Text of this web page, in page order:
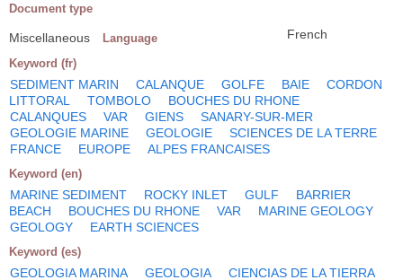
Document type
Miscellaneous Language French
Keyword (fr)
SEDIMENT MARIN CALANQUE GOLFE BAIE
CORDON
LITTORAL
TOMBOLO
BOUCHES DU RHONE
CALANQUES
VAR GIENS
SANARY-SUR-MER
GEOLOGIE MARINE
GEOLOGIE
SCIENCES DE LA TERRE
FRANCE
EUROPE ALPES FRANCAISES
Keyword (en)
MARINE SEDIMENT ROCKY INLET GULF
BARRIER
BEACH
BOUCHES DU RHONE VAR
MARINE GEOLOGY
GEOLOGY
EARTH SCIENCES
Keyword (es)
GEOLOGIA MARINA GEOLOGIA CIENCIAS DE LA TIERRA